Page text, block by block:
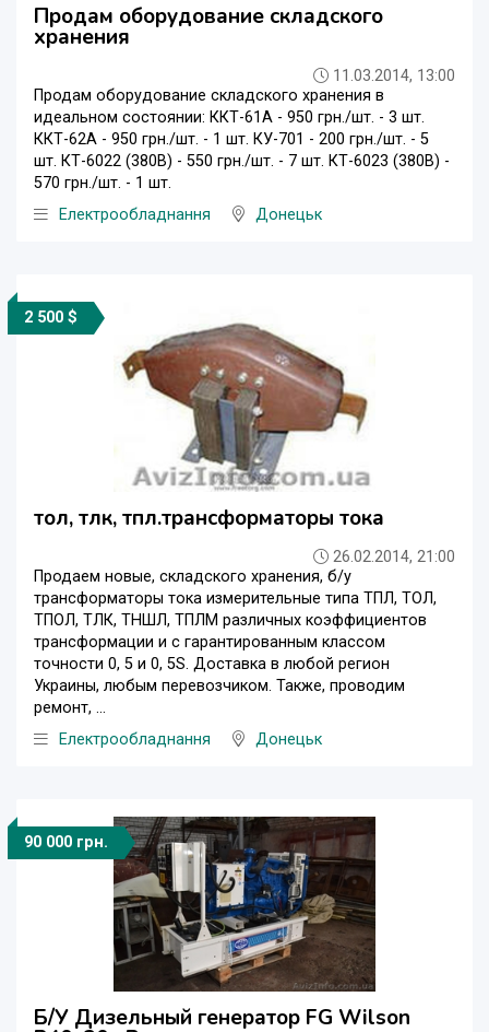
Продам оборудование складского
хранения
11.03.2014, 13:00
Продам оборудование складского хранения в
идеальном состоянии: ККТ-61А - 950 грн./шт. - 3 шт.
ККТ-62А - 950 грн./шт. - 1 шт. КУ-701 - 200 грн./шт. - 5
шт. КТ-6022 (380В) - 550 грн./шт. - 7 шт. КТ-6023 (380В) -
570 грн./шт. - 1 шт.
Електрообладнання
Донецьк
2 500 $
тол, тлк, тпл.трансформаторы тока
26.02.2014, 21:00
Продаем новые, складского хранения, б/у
трансформаторы тока измерительные типа ТПЛ, ТОЛ,
ТПОЛ, ТЛК, ТНШЛ, ТПЛМ различных коэффициентов
трансформации и с гарантированным классом
точности 0, 5 и 0, 5S. Доставка в любой регион
Украины, любым перевозчиком. Также, проводим
ремонт, ...
Електрообладнання
Донецьк
90 000 грн.
Б/У Дизельный генератор FG Wilson